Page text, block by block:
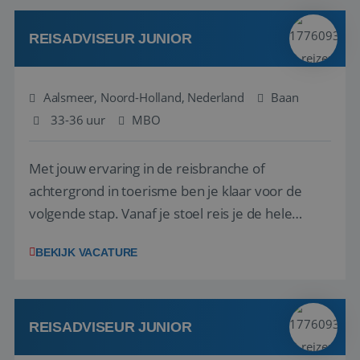
werken: of het nu gaat om vragen ...
REISADVISEUR JUNIOR
Aalsmeer, Noord-Holland, Nederland
Baan
33-36 uur
MBO
Met jouw ervaring in de reisbranche of
achtergrond in toerisme ben je klaar voor de
volgende stap. Vanaf je stoel reis je de hele
wensen van je team, je klant en wat er in de
klanten te overtuigen om die droomreis te
boeken! ...
BEKIJK VACATURE
REISADVISEUR JUNIOR